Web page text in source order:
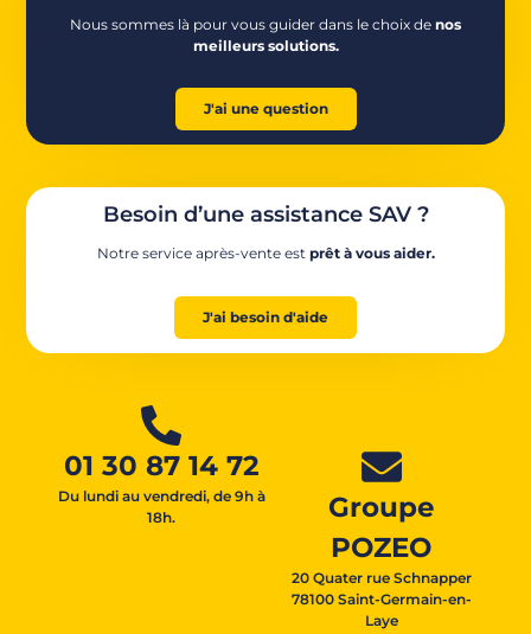
Nous sommes là pour vous guider dans le choix de nos
meilleurs solutions.
J'ai une question
Besoin d’une assistance SAV ?
Notre service après-vente est prêt à vous aider.
J'ai besoin d'aide
01 30 87 14 72
Du lundi au vendredi, de 9h à
18h.
Groupe
POZEO
20 Quater rue Schnapper
78100 Saint-Germain-en-
Laye